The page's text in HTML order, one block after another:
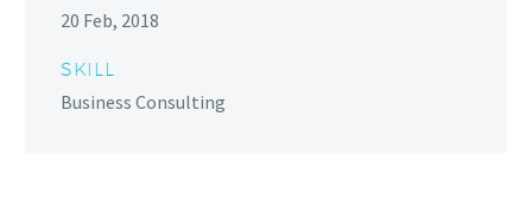
20 Feb, 2018
SKILL
Business Consulting